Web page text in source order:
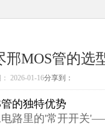
邢MOS管的选
2026-01-16分享到：
的独特优势
电路里的'常开开关